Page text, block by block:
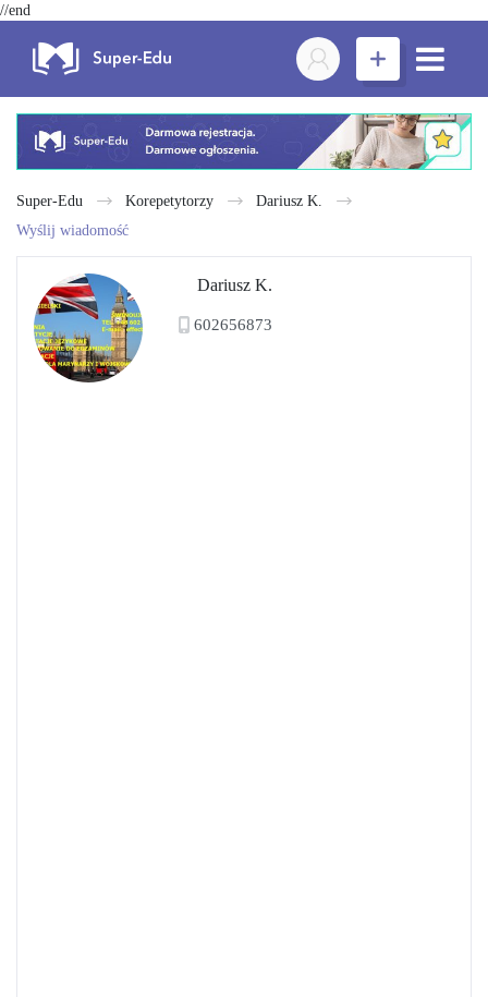
//end
Super-Edu Korepetytorzy
Dariusz K.
Wyślij wiadomość
Dariusz K.
602656873